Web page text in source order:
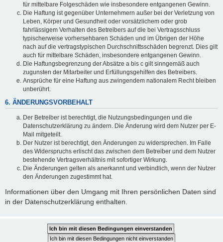
für mittelbare Folgeschäden wie insbesondere entgangenen Gewinn.
Die Haftung ist gegenüber Unternehmern außer bei der Verletzung von
Leben, Körper und Gesundheit oder vorsätzlichem oder grob
fahrlässigem Verhalten des Betreibers auf die bei Vertragsschluss
typischerweise vorhersehbaren Schäden und im Übrigen der Höhe
nach auf die vertragstypischen Durchschnittsschäden begrenzt. Dies gilt
auch für mittelbare Schäden, insbesondere entgangenen Gewinn.
Die Haftungsbegrenzung der Absätze a bis c gilt sinngemäß auch
zugunsten der Mitarbeiter und Erfüllungsgehilfen des Betreibers.
Ansprüche für eine Haftung aus zwingendem nationalem Recht bleiben
unberührt.
6. ÄNDERUNGSVORBEHALT
Der Betreiber ist berechtigt, die Nutzungsbedingungen und die
Datenschutzerklärung zu ändern. Die Änderung wird dem Nutzer per E-
Mail mitgeteilt.
Der Nutzer ist berechtigt, den Änderungen zu widersprechen. Im Falle
des Widerspruchs erlischt das zwischen dem Betreiber und dem Nutzer
bestehende Vertragsverhältnis mit sofortiger Wirkung.
Die Änderungen gelten als anerkannt und verbindlich, wenn der Nutzer
den Änderungen zugestimmt hat.
Informationen über den Umgang mit Ihren persönlichen Daten sind
in der Datenschutzerklärung enthalten.